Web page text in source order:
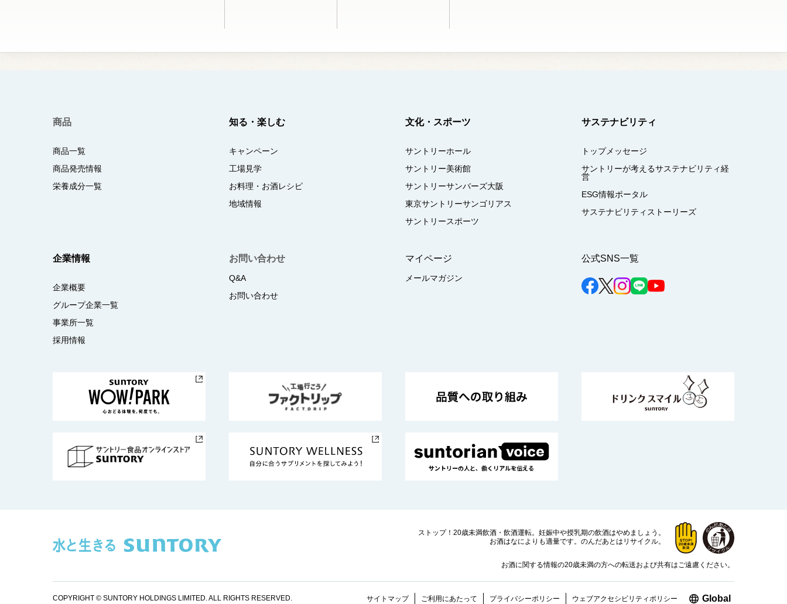
商品
商品一覧
商品発売情報
栄養成分一覧
知る・楽しむ
キャンペーン
工場見学
お料理・お酒レシピ
地域情報
文化・スポーツ
サントリーホール
サントリー美術館
サントリーサンバーズ大阪
東京サントリーサンゴリアス
サントリースポーツ
サステナビリティ
トップメッセージ
サントリーが考えるサステナビリティ経
営
ESG情報ポータル
サステナビリティストーリーズ
企業情報
企業概要
グループ企業一覧
事業所一覧
採用情報
お問い合わせ
Q&A
お問い合わせ
マイページ
メールマガジン
公式SNS一覧
ストップ！20歳未満飲酒・飲酒運転。 妊娠中や授乳期の飲酒はやめましょう。
お酒はなによりも適量です。 のんだあとはリサイクル。
お酒に関する情報の20歳未満の方への転送および共有はご遠慮ください。
COPYRIGHT © SUNTORY HOLDINGS LIMITED.ALL RIGHTS RESERVED. サイトマップ ご利用にあたって プライバシーポリシー ウェブアクセシビリティポリシー Global新しいウィ